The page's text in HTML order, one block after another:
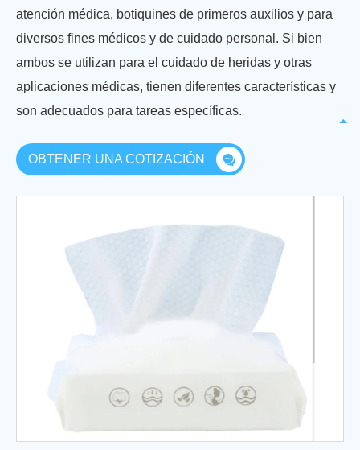
atención médica, botiquines de primeros auxilios y para
diversos fines médicos y de cuidado personal. Si bien
ambos se utilizan para el cuidado de heridas y otras
aplicaciones médicas, tienen diferentes características y
son adecuados para tareas específicas.
OBTENER UNA COTIZACIÓN